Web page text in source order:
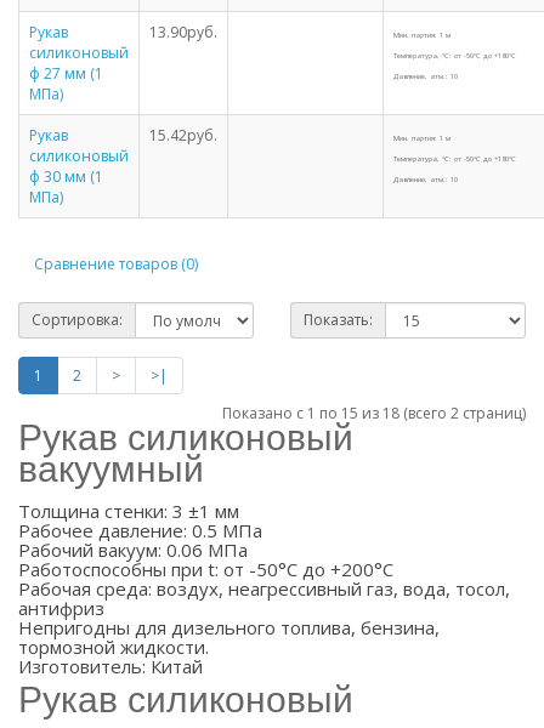
Рукав
силиконовый
ф 27 мм (1
МПа)
13.90руб. Мин. партия: 1 м
Температура, °С: от -50°С до +180°С
Давление, атм.: 10
Рукав
силиконовый
ф 30 мм (1
МПа)
15.42руб. Мин. партия: 1 м
Температура, °С: от -50°С до +180°С
Давление, атм.: 10
Сравнение товаров (0)
Сортировка: Показать:
1 2 >
>|
Показано с 1 по 15 из 18 (всего 2 страниц)
Рукав силиконовый
вакуумный
Толщина стенки: 3 ±1 мм
Рабочее давление: 0.5 МПа
Рабочий вакуум: 0.06 МПа
Работоспособны при t: от -50°С до +200°С
Рабочая среда: воздух, неагрессивный газ, вода, тосол,
антифриз
Непригодны для дизельного топлива, бензина,
тормозной жидкости.
Изготовитель: Китай
Рукав силиконовый